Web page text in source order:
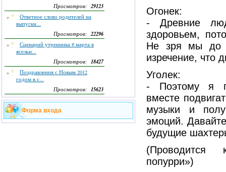
Просмотров:29123
Ответное слово родителей на
выпускн...
Просмотров:22296
Сценарий утренника 8 марта в
ясельн...
Просмотров: 18427
Поздравления с Новым 2012
годом в с...
Просмотров: 15623
Форма входа
Огонек:
- Древние
здоровьем,
Не зря мы до
изречение, что
Уголек:
- Поэтому я
вместе
музыки и
эмоций.
будущие
(Проводится
попурри»)